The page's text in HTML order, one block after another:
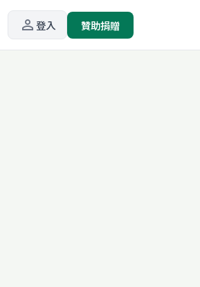
person_outline登入 贊助捐贈